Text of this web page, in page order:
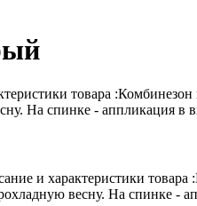
товара
На спинке - аппликация в
и характеристики товара
весну. На спинке -